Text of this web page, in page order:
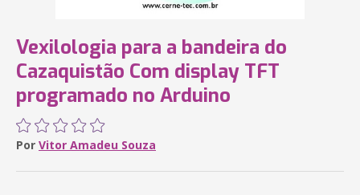
Vexilologia para a bandeira do
Cazaquistão Com display TFT
programado no Arduino
Por Vitor Amadeu Souza